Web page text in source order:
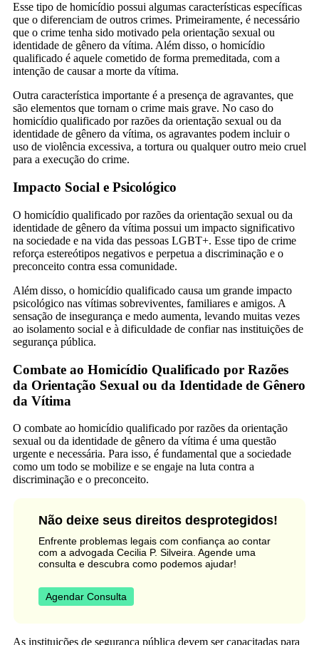
Esse tipo de homicídio possui algumas características específicas
que o diferenciam de outros crimes. Primeiramente, é necessário
que o crime tenha sido motivado pela orientação sexual ou
identidade de gênero da vítima. Além disso, o homicídio
qualificado é aquele cometido de forma premeditada, com a
intenção de causar a morte da vítima.
Outra característica importante é a presença de agravantes, que
são elementos que tornam o crime mais grave. No caso do
homicídio qualificado por razões da orientação sexual ou da
identidade de gênero da vítima, os agravantes podem incluir o
uso de violência excessiva, a tortura ou qualquer outro meio cruel
para a execução do crime.
Impacto Social e Psicológico
O homicídio qualificado por razões da orientação sexual ou da
identidade de gênero da vítima possui um impacto significativo
na sociedade e na vida das pessoas LGBT+. Esse tipo de crime
reforça estereótipos negativos e perpetua a discriminação e o
preconceito contra essa comunidade.
Além disso, o homicídio qualificado causa um grande impacto
psicológico nas vítimas sobreviventes, familiares e amigos. A
sensação de insegurança e medo aumenta, levando muitas vezes
ao isolamento social e à dificuldade de confiar nas instituições de
segurança pública.
Combate ao Homicídio Qualificado por Razões
da Orientação Sexual ou da Identidade de Gênero
da Vítima
O combate ao homicídio qualificado por razões da orientação
sexual ou da identidade de gênero da vítima é uma questão
urgente e necessária. Para isso, é fundamental que a sociedade
como um todo se mobilize e se engaje na luta contra a
discriminação e o preconceito.
Não deixe seus direitos desprotegidos!
Enfrente problemas legais com confiança ao contar
com a advogada Cecilia P. Silveira. Agende uma
consulta e descubra como podemos ajudar!
Agendar Consulta
As instituições de segurança pública devem ser capacitadas para